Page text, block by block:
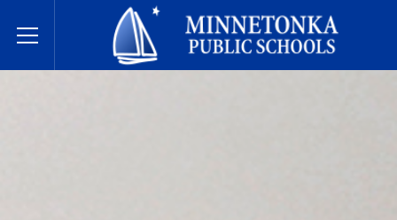
Toggle Menu
Escuelas Públicas de Minnetonka